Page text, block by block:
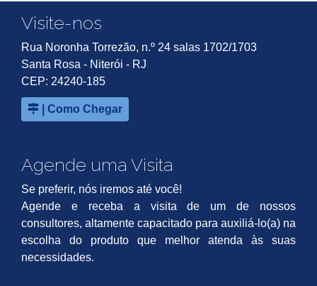
Visite-nos
Rua Noronha Torrezão, n.º 24 salas 1702/1703
Santa Rosa - Niterói - RJ
CEP: 24240-185
| Como Chegar
Agende uma Visita
Se preferir, nós iremos até você!
Agende e receba a visita de um de nossos
consultores, altamente capacitado para auxiliá-lo(a) na
escolha do produto que melhor atenda às suas
necessidades.